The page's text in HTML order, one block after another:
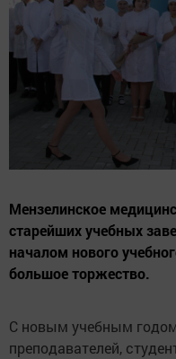
Мензелинское
старейших учебных
началом нового
большое торжество.
С новым учебным
преподавателей,